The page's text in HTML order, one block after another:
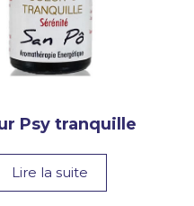
Psy tranquille
Lire la suite